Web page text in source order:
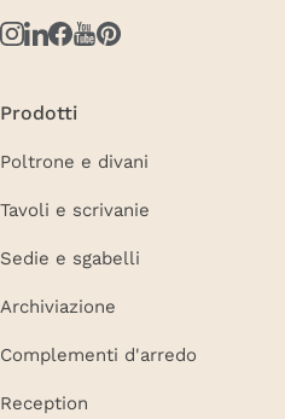
Prodotti
Poltrone e divani
Tavoli e scrivanie
Sedie e sgabelli
Archiviazione
Complementi d'arredo
Reception